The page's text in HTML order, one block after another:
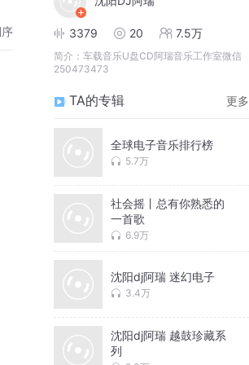
3379 20 7.5万
简介： 车载音乐U盘CD阿瑞音乐工作室微信
250473473
TA的专辑 更多
全球电子音乐排行榜
5.7万
社会摇丨总有你熟悉的
一首歌
6.9万
沈阳dj阿瑞 迷幻电子
3.4万
沈阳dj阿瑞 越鼓珍藏系
列